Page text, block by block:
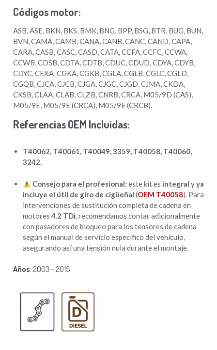
Códigos motor:
ASB, ASE, BKN, BKS, BMK, BNG, BPP, BSG, BTR, BUG, BUN,
BVN, CAMA, CAMB, CANA, CANB, CANC, CAND, CAPA,
CARA, CASB, CASC, CASD, CATA, CCFA, CCFC, CCWA,
CCWB, CDSB, CDTA, CDTB, CDUC, CDUD, CDYA, CDYB,
CDYC, CEXA, CGKA, CGKB, CGLA, CGLB, CGLC, CGLD,
CGQB, CJCA, CJCB, CJGA, CJGC, CJGD, CJMA, CKDA,
CKSB, CLAA, CLAB, CLZB, CNRB, CRCA, M05/9D (CAS),
M05/9E, M05/9E (CRCA), M05/9E (CRCB).
Referencias OEM Incluidas:
T40062, T40061, T40049, 3359, T40058, T40060,
3242.
Consejo para el profesional: este kit es integral yya
incluye el útil de giro de cigüeñal (OEM T40058). Para
intervenciones de sustitución completa de cadena en
motores4.2 TDi, recomendamos contar adicionalmente
con pasadores de bloqueo para los tensores de cadena
según el manual de servicio específico del vehículo,
asegurando así una tensión nula durante el montaje.
Años: 2003 – 2015